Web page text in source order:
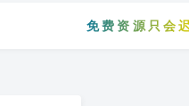
免费资源只会迟